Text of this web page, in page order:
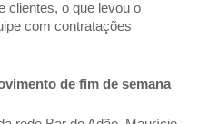
clientes, o que levou o
com contratações
de fim de semana